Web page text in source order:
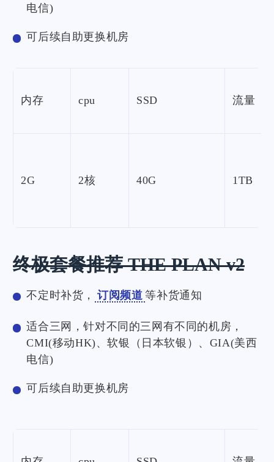
电信)
可后续自助更换机房
内存 cpu SSD 流量
2G 2核 40G 1TB
终极套餐推荐 THE PLAN v2
不定时补货， 订阅频道 等补货通知
适合三网，针对不同的三网有不同的机房，
CMI(移动HK)、软银（日本软银）、GIA(美西
电信)
可后续自助更换机房